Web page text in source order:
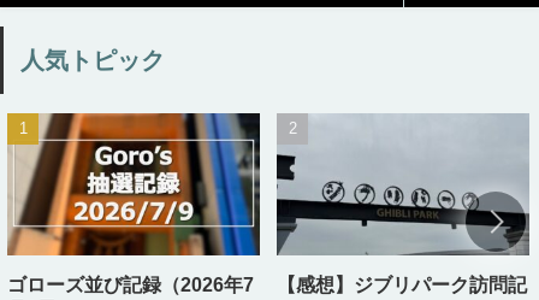
人気トピック
ゴローズ並び記録（2026年7
【感想】ジブリパーク訪問記